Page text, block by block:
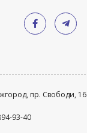
пр. Свободи, 16
93-40